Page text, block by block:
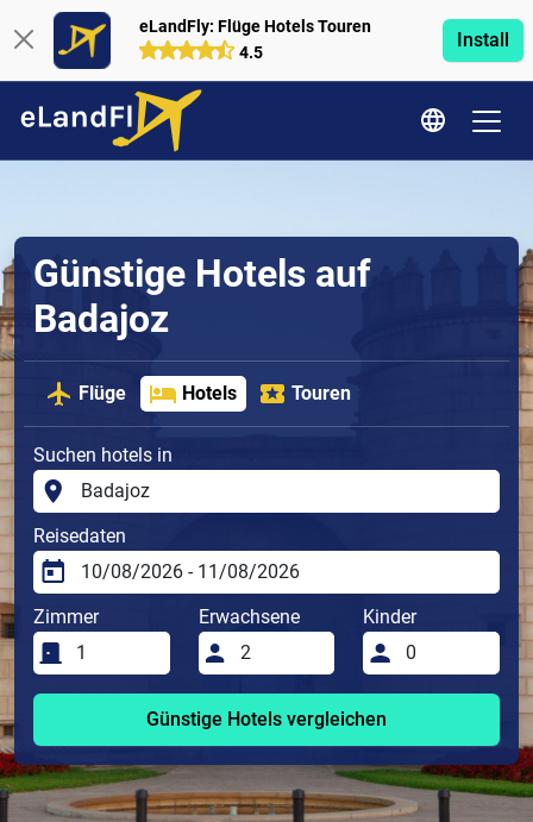
eLandFly: Flüge Hotels Touren
4.5
Install
Günstige Hotels auf
Badajoz
Flüge Hotels Touren
Suchen hotels in
Reisedaten
Zimmer Erwachsene Kinder
Günstige Hotels vergleichen